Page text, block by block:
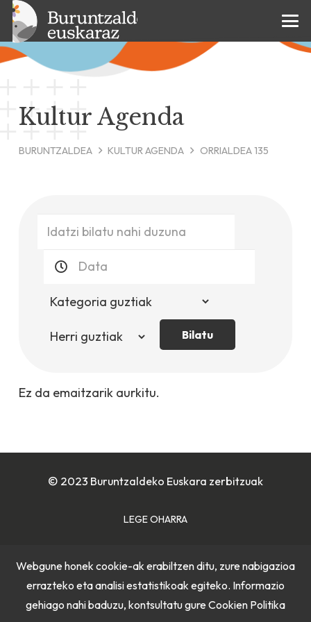
Kultur Agenda
BURUNTZALDEA KULTUR AGENDA ORRIALDEA 135
Bilatu
Ez da emaitzarik aurkitu.
© 2023 Buruntzaldeko Euskara zerbitzuak
LEGE OHARRA
PRIBATUTASUN POLITIKA
Webgune honek cookie-ak erabiltzen ditu, zure nabigazioa
errazteko eta analisi estatistikoak egiteko. Informazio
gehiago nahi baduzu, kontsultatu gure Cookien Politika